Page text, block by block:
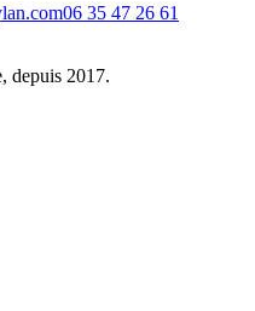
06 35 47 26 61
depuis 2017.